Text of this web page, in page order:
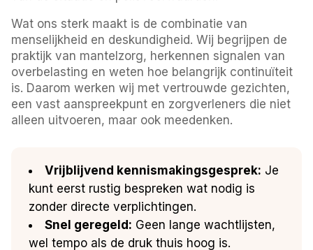
Wat ons sterk maakt is de combinatie van
menselijkheid en deskundigheid. Wij begrijpen de
praktijk van mantelzorg, herkennen signalen van
overbelasting en weten hoe belangrijk continuïteit
is. Daarom werken wij met vertrouwde gezichten,
een vast aanspreekpunt en zorgverleners die niet
alleen uitvoeren, maar ook meedenken.
Vrijblijvend kennismakingsgesprek: Je
kunt eerst rustig bespreken wat nodig is
zonder directe verplichtingen.
Snel geregeld: Geen lange wachtlijsten,
wel tempo als de druk thuis hoog is.